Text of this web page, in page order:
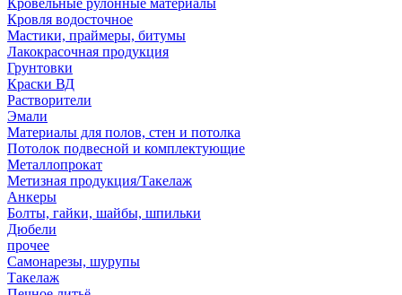
Кровельные рулонные материалы
Кровля водосточное
Мастики, праймеры, битумы
Лакокрасочная продукция
Грунтовки
Краски ВД
Растворители
Эмали
Материалы для полов, стен и потолка
Потолок подвесной и комплектующие
Металлопрокат
Метизная продукция/Такелаж
Анкеры
Болты, гайки, шайбы, шпильки
Дюбели
прочее
Самонарезы, шурупы
Такелаж